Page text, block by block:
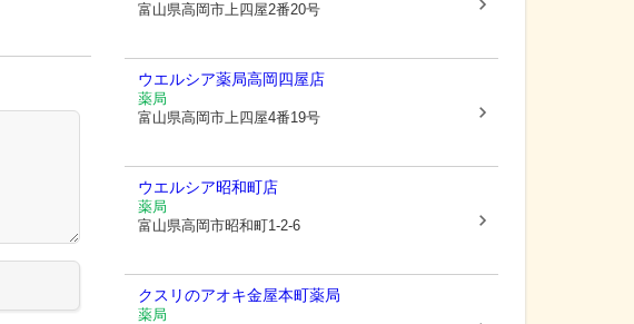
富山県高岡市上四屋2番20号
ウエルシア薬局高岡四屋店
薬局
富山県高岡市上四屋4番19号
ウエルシア昭和町店
薬局
富山県高岡市昭和町1-2-6
クスリのアオキ金屋本町薬局
薬局